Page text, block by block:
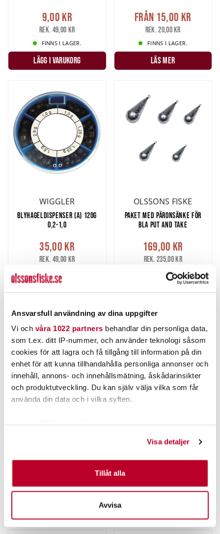
Ansvarsfull användning av dina uppgifter
Vi och våra 1022 partners behandlar din personliga data,
som t.ex. ditt IP-nummer, och använder teknologi såsom
cookies för att lagra och få tillgång till information på din
enhet för att kunna tillhandahålla personliga annonser och
innehåll, annons- och innehållsmätning, åskådarinsikter
och produktutveckling. Du kan själv välja vilka som får
använda din data och i vilka syften.
Identifiera din enhet genom att aktivt skanna den för
specifika kännetecken (fingeravtryck)
Ta reda på mer om hur dina personliga uppgifter
Du kan ändra eller dra tillbaka ditt samtycke när som
helst från cookie-förklaringen.
Visa detaljer
Tillåt alla
Avvisa
9,00 kr
Rek. 49,00 kr
FINNS I LAGER.
LÄGG I VARUKORG
Från 15,00 kr
Rek. 20,00 kr
FINNS I LAGER.
LÄS MER
WIGGLER
BLYHAGELDISPENSER (A) 120G
0,2-1,0
35,00 kr
Rek. 49,00 kr
FINNS I LAGER.
OLSSONS FISKE
PAKET MED PÄRONSÄNKE FÖR
BLA PUT AND TAKE
169,00 kr
Rek. 235,00 kr
FINNS I LAGER.
FINNS I LAGER.
DINSMORES 6-FACK.
FINNS I LAGER.